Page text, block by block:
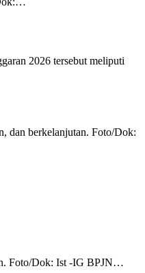
2026 tersebut meliputi
dan berkelanjutan. Foto/Dok:
Foto/Dok: Ist -IG BPJN…